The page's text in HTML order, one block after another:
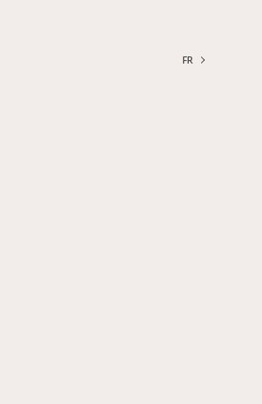
FR